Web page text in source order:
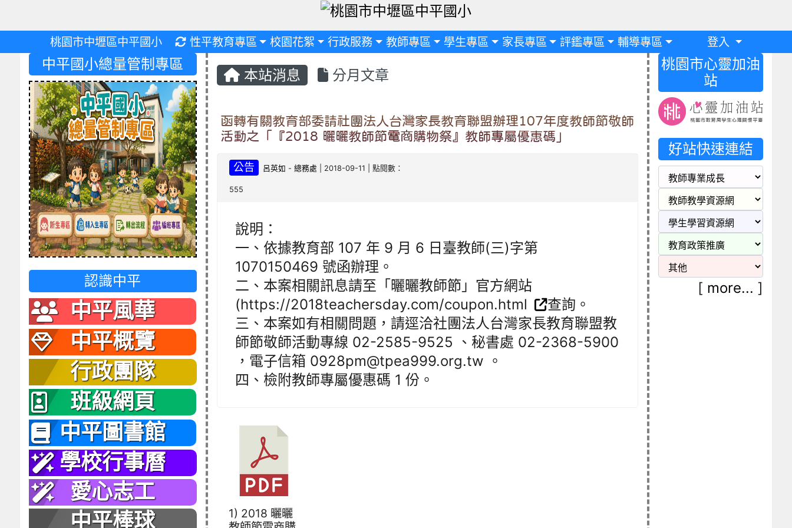
桃園市中壢區中平國小 重新取得佈景設定
性平教育專區 校園花絮 行政服務 教師專區 學生專區 家長專區 評鑑專區 輔導專區 登入
本站消息 分月文章
函轉有關教育部委請社團法人台灣家長教育聯盟辦理107年度教師節敬師
活動之「『2018 曬曬教師節電商購物祭』教師專屬優惠碼」
公告 呂英如 -總務處 | 2018-09-11 | 點閱數：
555
說明：
一、依據教育部 107 年 9 月 6 日臺教師(三)字第
1070150469 號函辦理。
二、本案相關訊息請至「曬曬教師節」官方網站
(https://2018teachersday.com/coupon.html
查詢。
三、本案如有相關問題，請逕洽社團法人台灣家長教育聯盟教
師節敬師活動專線 02-2585-9525 、秘書處 02-2368-5900
，電子信箱 0928pm@tpea999.org.tw 。
四、檢附教師專屬優惠碼 1 份。
1) 2018 曬曬
中平國小總量管制專區
認識中平
中平風華
中平概覽
行政團隊
班級網頁
中平圖書館
學校行事曆
愛心志工
中平棒球
桃園市心靈加油
站
好站快速連結
[ more... ]